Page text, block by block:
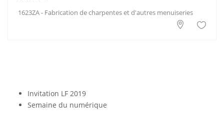
1623ZA - Fabrication de charpentes et d'autres menuiseries
Invitation LF 2019
Semaine du numérique